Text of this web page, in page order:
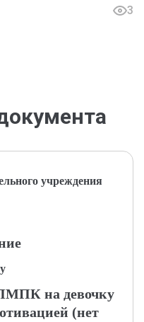
3
учреждения
на девочку
(нет